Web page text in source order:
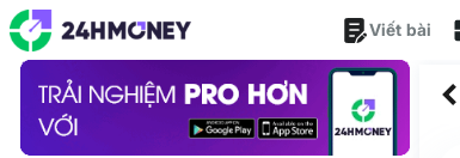
Viết bài